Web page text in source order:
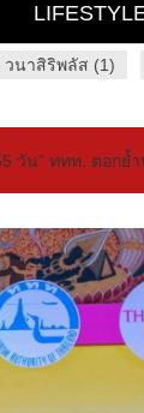
วนาสิริพลัส (1)
วัน” ททท. ตอก